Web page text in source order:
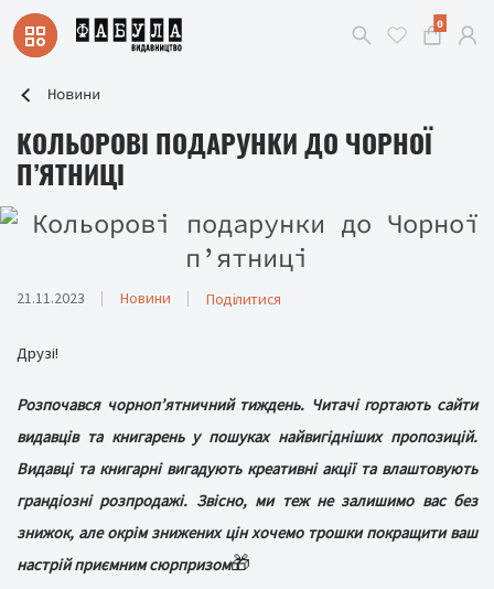
0
Новини
КОЛЬОРОВІ ПОДАРУНКИ ДО ЧОРНОЇ
П’ЯТНИЦІ
21.11.2023 Новини Поділитися
Друзі!
Розпочався чорноп’ятничний тиждень. Читачі гортають сайти
видавців та книгарень у пошуках найвигідніших пропозицій.
Видавці та книгарні вигадують креативні акції та влаштовують
грандіозні розпродажі. Звісно, ми теж не залишимо вас без
знижок, але окрім знижених цін хочемо трошки покращити ваш
настрій приємним сюрпризом🎁